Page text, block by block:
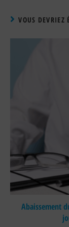
VOUS DEVRIEZ
Abaissement